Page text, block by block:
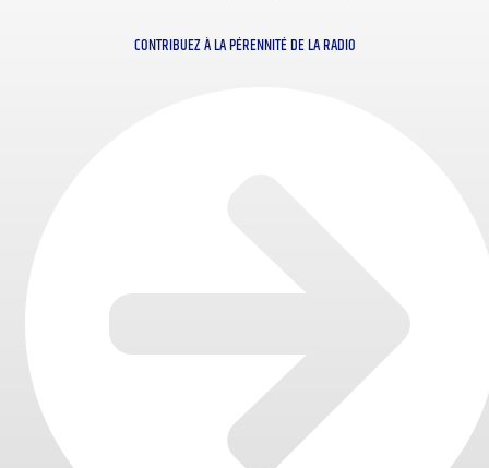
CONTRIBUEZ À LA PÉRENNITÉ DE LA RADIO